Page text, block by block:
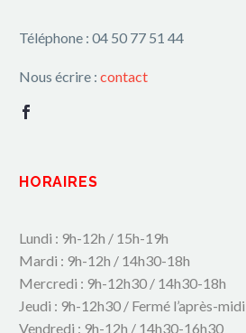
Téléphone : 04 50 77 51 44
Nous écrire : contact
HORAIRES
Lundi : 9h-12h / 15h-19h
Mardi : 9h-12h / 14h30-18h
Mercredi : 9h-12h30 / 14h30-18h
Jeudi : 9h-12h30 / Fermé l’après-midi
Vendredi : 9h-12h / 14h30-16h30